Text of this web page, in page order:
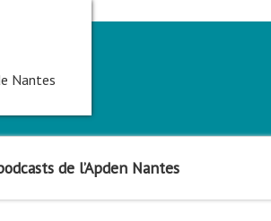
Nantes
de l’Apden Nantes